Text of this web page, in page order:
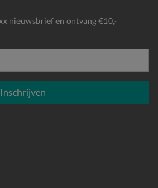
nieuwsbrief en ontvang €10,-
Inschrijven